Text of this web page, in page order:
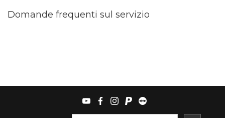
Domande frequenti sul servizio
youtubefacebook
instagram
paypalteamviewer